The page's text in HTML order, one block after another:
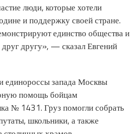
люди, которые хотели
и поддержку своей стране.
единство общества и
друг другу», — сказал Евгений
единороссы запада Москвы
помощь бойцам
№ 1431. Груз помогли собрать
школьники, а также